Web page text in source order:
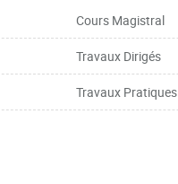
Cours Magistral
Travaux Dirigés
Travaux Pratiques